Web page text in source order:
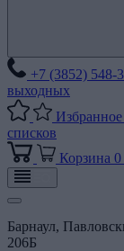
+7 (3852) 548-
выходных
Избранное
списков
Корзина
Барнаул,
206Б